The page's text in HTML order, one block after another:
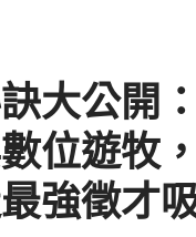
大公開
位遊牧
強徵才